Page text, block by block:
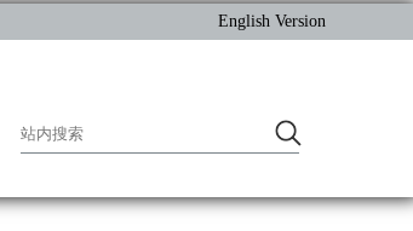
English Version